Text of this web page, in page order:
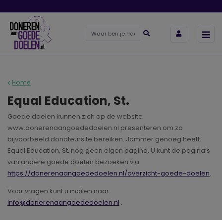
Home
Equal Education, St.
Goede doelen kunnen zich op de website
www.donerenaangoededoelen.nl presenteren om zo
bijvoorbeeld donateurs te bereiken. Jammer genoeg heeft
Equal Education, St. nog geen eigen pagina. U kunt de pagina’s
van andere goede doelen bezoeken via
https://donerenaangoededoelen.nl/overzicht-goede-doelen.
Voor vragen kunt u mailen naar
info@donerenaangoededoelen.nl .